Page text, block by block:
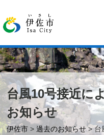
台風10号接近に
お知らせ
伊佐市 >過去のお知らせ> 台